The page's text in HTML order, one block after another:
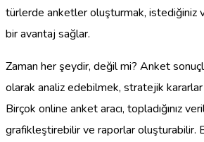
türlerde anketler oluşturmak, istediğiniz
bir avantaj sağlar.
Zaman her şeydir, değil mi? Anket
olarak analiz edebilmek, stratejik kararlar
Birçok online anket aracı, topladığınız
grafikleştirebilir ve raporlar oluşturabilir.